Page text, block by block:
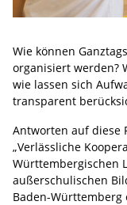
Wie können
organisiert werden?
wie lassen sich
transparent
Antworten auf diese
„Verlässliche
Württembergischen
außerschulischen
Baden-